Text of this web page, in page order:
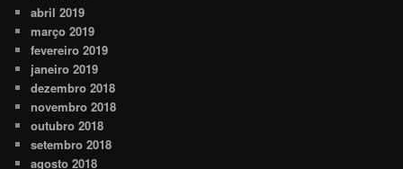
abril 2019
março 2019
fevereiro 2019
janeiro 2019
dezembro 2018
novembro 2018
outubro 2018
setembro 2018
agosto 2018